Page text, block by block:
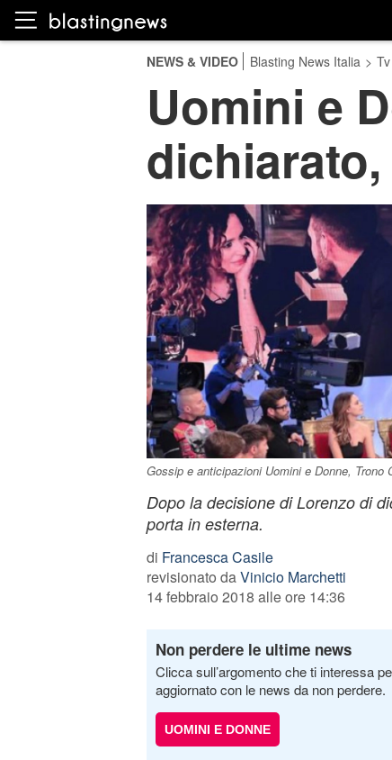
NEWS & VIDEO Blasting News Italia >
Uomini e
Gossip e anticipazioni Uomini e Donne, Trono
Dopo la decisione di Lorenzo di
porta in esterna.
di Francesca Casile
revisionato daVinicio Marchetti
14 febbraio 2018 alle ore 14:36
Non perdere le ultime news
Clicca sull’argomento che ti interessa
aggiornato con le news da non perdere.
UOMINI E DONNE